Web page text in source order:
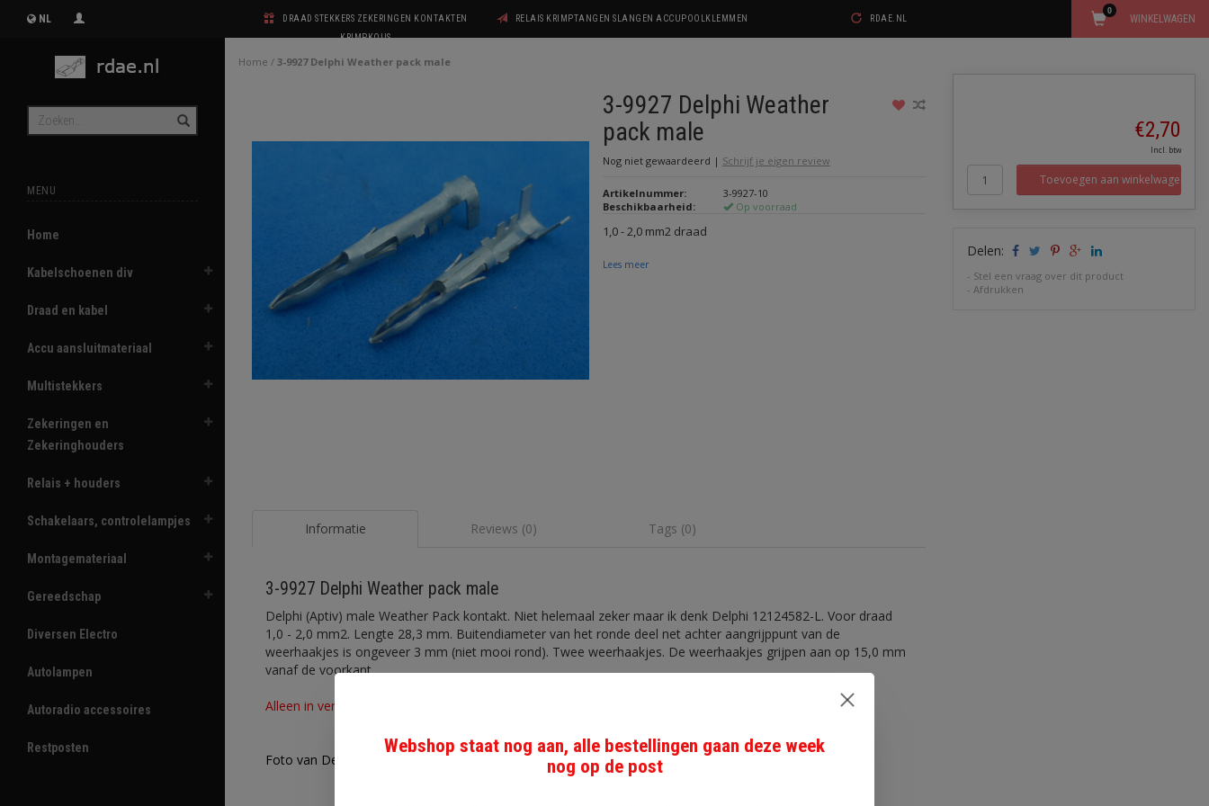
NL
DRAAD STEKKERS ZEKERINGEN KONTAKTEN
KRIMPKOUS
RELAIS KRIMPTANGEN SLANGEN ACCUPOOLKLEMMEN RDAE.NL WINKELWAGEN
0
MENU
Home
Kabelschoenen div
Draad en kabel
Accu aansluitmateriaal
Multistekkers
Zekeringen en
Zekeringhouders
Relais + houders
Schakelaars, controlelampjes
Montagemateriaal
Gereedschap
Diversen Electro
Autolampen
Autoradio accessoires
Restposten
Home / 3-9927 Delphi Weather pack male
3-9927 Delphi Weather
pack male
Nog niet gewaardeerd | Schrijf je eigen review
Artikelnummer:
3-9927-10
Beschikbaarheid:
Op voorraad
1,0 - 2,0 mm2 draad
Lees meer
Informatie Reviews (0) Tags (0)
3-9927 Delphi Weather pack male
Delphi (Aptiv) male Weather Pack kontakt. Niet helemaal zeker maar ik denk Delphi 12124582-L . Voor draad
1,0 - 2,0 mm2. Lengte 28,3 mm. Buitendiameter van het ronde deel net achter aangrijppunt van de
weerhaakjes is ongeveer 3 mm (niet mooi rond). Twee weerhaakjes. De weerhaakjes grijpen aan op 15,0 mm
vanaf de voorkant.
Alleen in verpakking 10 st. Uitlopende voorraad.
Foto van Delphi Weather pack stekkerhuis (met de achterkant open).
€2,70
Incl. btw
Toevoegen aan winkelwagen
Delen:
- Stel een vraag over dit product
-Afdrukken
Webshop staat nog aan, alle bestellingen gaan deze week
nog op de post